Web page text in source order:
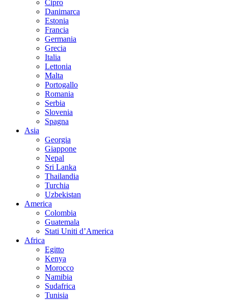
Cipro
Danimarca
Estonia
Francia
Germania
Grecia
Italia
Lettonia
Malta
Portogallo
Romania
Serbia
Slovenia
Spagna
Asia
Georgia
Giappone
Nepal
Sri Lanka
Thailandia
Turchia
Uzbekistan
America
Colombia
Guatemala
Stati Uniti d’America
Africa
Egitto
Kenya
Morocco
Namibia
Sudafrica
Tunisia